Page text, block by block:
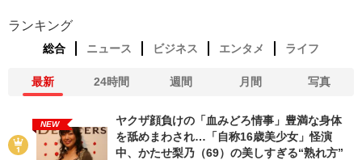
ランキング
総合 ニュース ビジネス エンタメ ライフ
最新 24時間 週間 月間 写真
NEW
ヤクザ顔負けの「血みどろ情事」豊満な身体
を舐めまわされ…「自称16歳美少女」怪演
中、かたせ梨乃（69）の美しすぎる“熟れ方”